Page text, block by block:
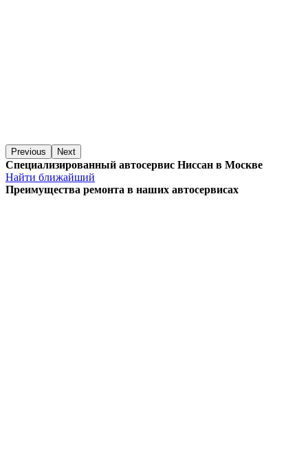
Previous Next
Специализированный автосервис Ниссан в Москве
Найти ближайший
Преимущества ремонта в наших автосервисах